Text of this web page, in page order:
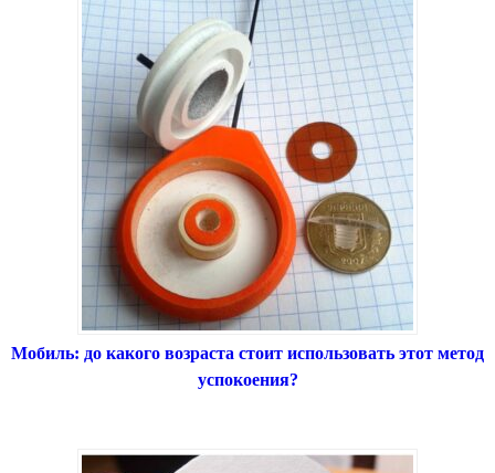
Мобиль: до какого возраста стоит использовать этот метод
успокоения?